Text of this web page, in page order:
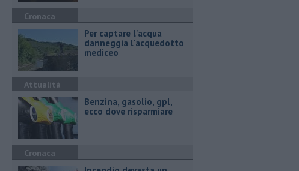
Cronaca
Per captare l'acqua
danneggia l'acquedotto
mediceo
Attualità
​Benzina, gasolio, gpl,
ecco dove risparmiare
Cronaca